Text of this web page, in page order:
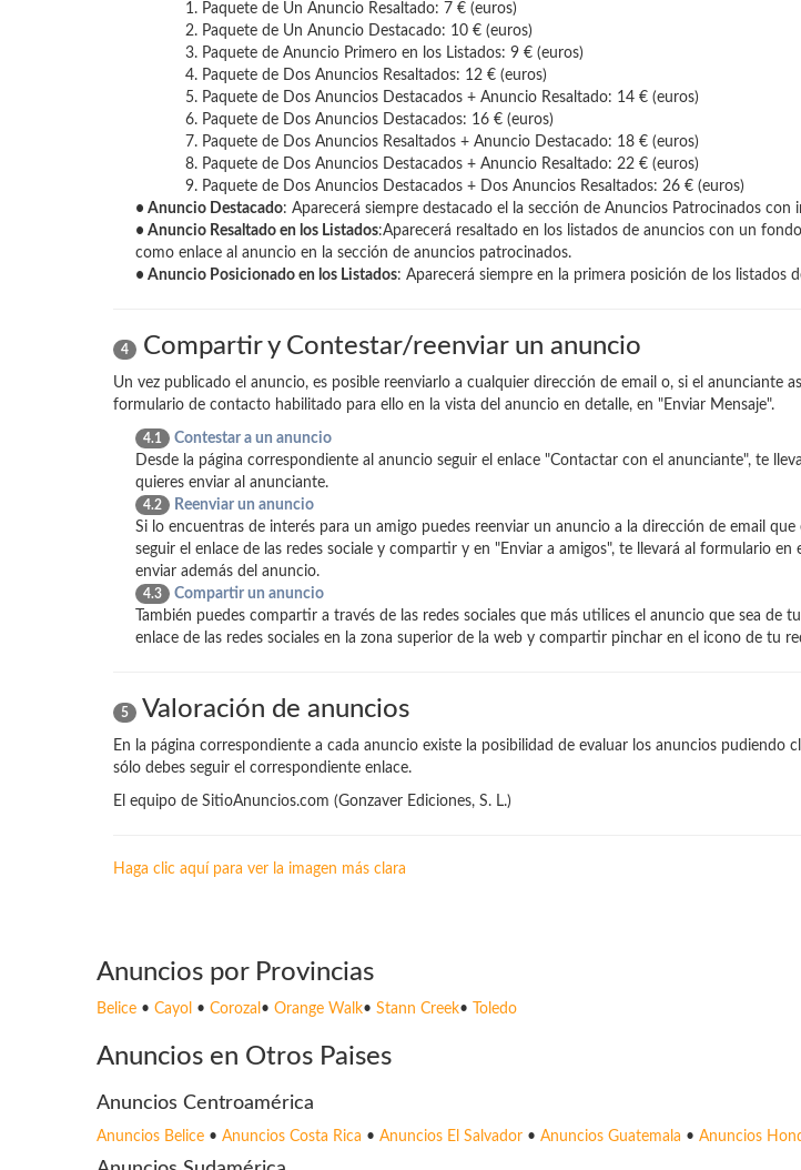
Paquete de Un Anuncio Resaltado: 7 € (euros)
Paquete de Un Anuncio Destacado: 10 € (euros)
Paquete de Anuncio Primero en los Listados: 9 € (euros)
Paquete de Dos Anuncios Resaltados: 12 € (euros)
Paquete de Dos Anuncios Destacados + Anuncio Resaltado: 14 € (euros)
Paquete de Dos Anuncios Destacados: 16 € (euros)
Paquete de Dos Anuncios Resaltados + Anuncio Destacado: 18 € (euros)
Paquete de Dos Anuncios Destacados + Anuncio Resaltado: 22 € (euros)
Paquete de Dos Anuncios Destacados + Dos Anuncios Resaltados: 26 € (euros)
• Anuncio Destacado: Aparecerá siempre destacado el la sección de Anuncios Patrocinados con
• Anuncio Resaltado en los Listados:Aparecerá resaltado en los listados de anuncios con un
como enlace al anuncio en la sección de anuncios patrocinados.
• Anuncio Posicionado en los Listados: Aparecerá siempre en la primera posición de los listados
4 Compartir y Contestar/reenviar un anuncio
Un vez publicado el anuncio, es posible reenviarlo a cualquier dirección de email o, si el
formulario de contacto habilitado para ello en la vista del anuncio en detalle, en "Enviar Mensaje".
4.1
Contestar a un anuncio
Desde la página correspondiente al anuncio seguir el enlace "Contactar con el anunciante", te
quieres enviar al anunciante.
4.2
Reenviar un anuncio
Si lo encuentras de interés para un amigo puedes reenviar un anuncio a la dirección de email
seguir el enlace de las redes sociale y compartir y en "Enviar a amigos", te llevará al formulario
enviar además del anuncio.
4.3
Compartir un anuncio
También puedes compartir a través de las redes sociales que más utilices el anuncio que sea de
enlace de las redes sociales en la zona superior de la web y compartir pinchar en el icono de tu
5 Valoración de anuncios
En la página correspondiente a cada anuncio existe la posibilidad de evaluar los anuncios
sólo debes seguir el correspondiente enlace.
El equipo de SitioAnuncios.com (Gonzaver Ediciones, S. L.)
Haga clic aquí para ver la imagen más clara
Anuncios por Provincias
Belice • Cayol • Corozal • Orange Walk• Stann Creek• Toledo
Anuncios en Otros Paises
Anuncios Centroamérica
Anuncios Belice • Anuncios Costa Rica • Anuncios El Salvador • Anuncios Guatemala • Anuncios